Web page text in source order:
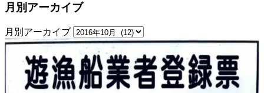
月別アーカイブ
月別アーカイブ